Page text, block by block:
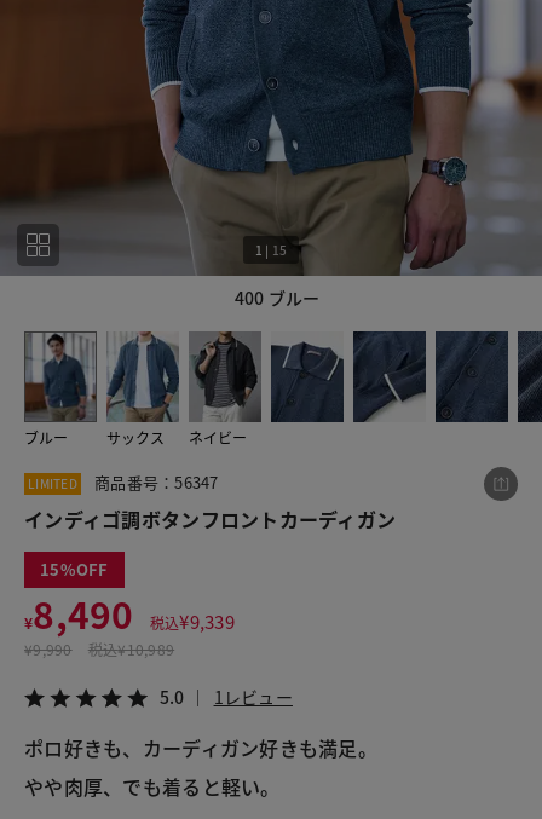
400 ブルー
1 | 15
ブルー サックス ネイビー
1
LIMITED 商品番号：56347
インディゴ調ボタンフロントカーディガン
15
¥8,490 税込¥9,339
¥9,990 税込¥10,989
5.0 1レビュー
ポロ好きも、カーディガン好きも満足。
やや肉厚、でも着ると軽い。
この商品をシェアする
インディゴ調ボタンフロントカーディガン
LINE X